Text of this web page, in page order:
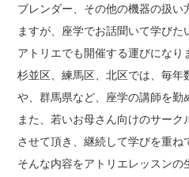
ブレンダー、その他の機器の扱
ますが、座学でお話聞いて学びた
アトリエでも開催する運びになり
杉並区、練馬区、北区では、毎年
や、群馬県など、座学の講師を勤
また、若いお母さん向けのサーク
させて頂き、継続して学びを重ね
そんな内容をアトリエレッスンの